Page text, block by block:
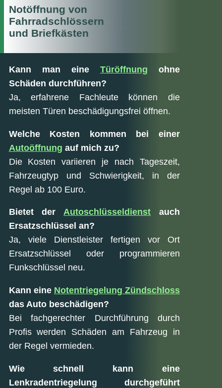
Notöffnung von
Fahrradschlössern
und Briefkästen
Kann man eine Türöffnung ohne
Schäden durchführen?
Ja, erfahrene Fachleute können die
meisten Türen beschädigungsfrei öffnen.
Welche Kosten kommen bei einer
Autoöffnung auf mich zu?
Die Kosten variieren je nach Tageszeit,
Fahrzeugtyp und Schwierigkeit, in der
Regel ab 100 Euro.
Bietet derAutoschlüsseldienst auch
Ersatzschlüssel an?
Ja, viele Dienstleister fertigen vor Ort
Ersatzschlüssel oder programmieren
Funkschlüssel neu.
Kann eine Notentriegelung Zündschloss
das Auto beschädigen?
Bei fachgerechter Durchführung durch
Profis werden Schäden am Fahrzeug in
der Regel vermieden.
Wie schnell kann eine
Lenkradentriegelung durchgeführt